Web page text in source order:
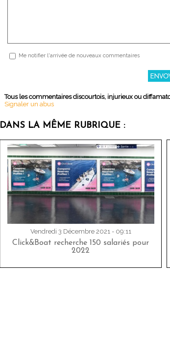
Me notifier l'arrivée de nouveaux commentaires
Tous les commentaires discourtois, injurieux ou
Signaler un abus
DANS LA MÊME RUBRIQUE :
Vendredi 3 Décembre 2021 - 09:11
Click&Boat recherche 150 salariés pour
2022